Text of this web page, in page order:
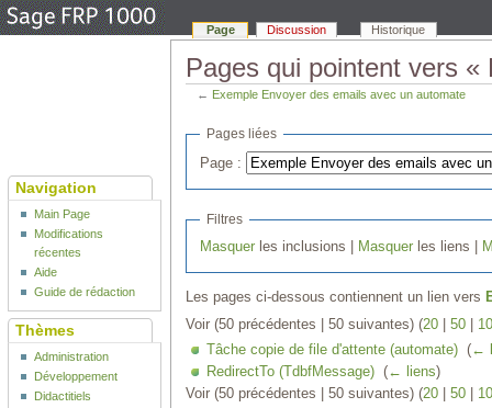
Pages qui pointent vers
← Exemple Envoyer des emails avec un automate
Pages liées
Page :
Filtres
Masquer les inclusions | Masquer les liens |
Les pages ci-dessous contiennent un lien vers
Voir (50 précédentes | 50 suivantes) (20| 50|
Tâche copie de file d'attente (automate)‎ (←
RedirectTo (TdbfMessage)‎ (← liens)
Voir (50 précédentes | 50 suivantes) (20| 50|
Page Discussion Historique
Navigation
Main Page
Modifications
récentes
Aide
Guide de rédaction
Thèmes
Administration
Développement
Didactitiels